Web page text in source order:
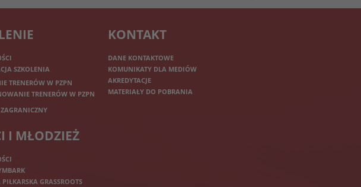
SZKOLENIA
TRENERÓW W PZPN
TRENERÓW W PZPN
I MŁODZIEŻ
GRASSROOTS
KONTAKT
DANE KONTAKTOWE
KOMUNIKATY DLA MEDIÓW
AKREDYTACJE
MATERIAŁY DO POBRANIA